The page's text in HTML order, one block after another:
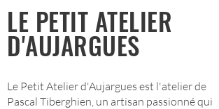
LE PETIT ATELIER
D'AUJARGUES
Le Petit Atelier d'Aujargues est l'atelier de
Pascal Tiberghien, un artisan passionné qui